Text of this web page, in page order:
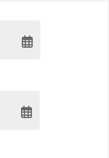
- Date de début
- Date de fin